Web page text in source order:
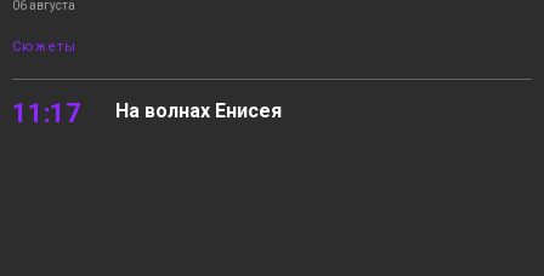
06 августа
Сюжеты
11:17 На волнах Енисея